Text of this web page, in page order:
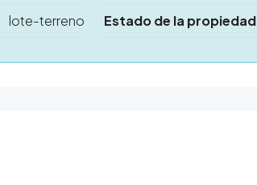
lote-terreno Estado de la propiedad